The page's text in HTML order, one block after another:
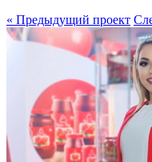
« Предыдущий проект